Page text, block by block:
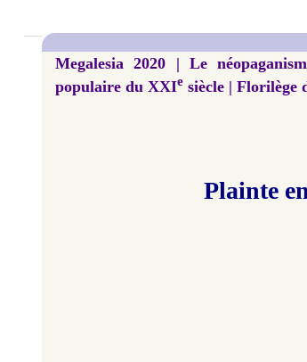
Megalesia 2020 | Le
populaire du XXIe siècle | Florilège
Plainte